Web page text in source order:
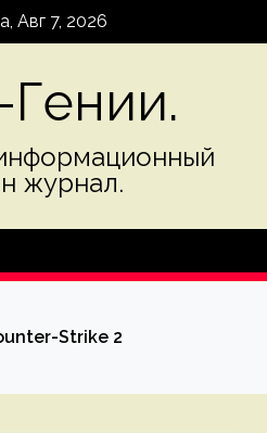
Авг 7, 2026
журнал.
Strike 2